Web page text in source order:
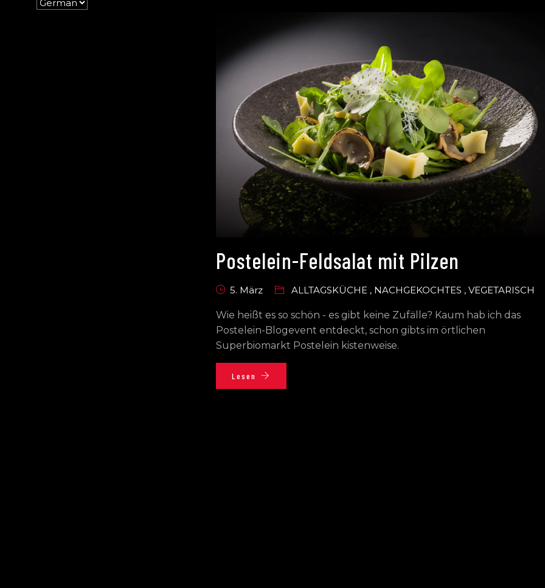
Postelein-Feldsalat mit Pilzen
5. März ALLTAGSKÜCHE , NACHGEKOCHTES , VEGETARISCH
Wie heißt es so schön - es gibt keine Zufälle? Kaum hab ich das
Postelein-Blogevent entdeckt, schon gibts im örtlichen
Superbiomarkt Postelein kistenweise.
Lesen